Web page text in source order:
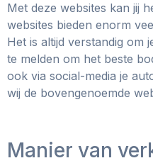
Met deze websites kan jij
websites bieden enorm
Het is altijd verstandig om
te melden om het beste
ook via social-media je
wij de bovengenoemde
Manier van